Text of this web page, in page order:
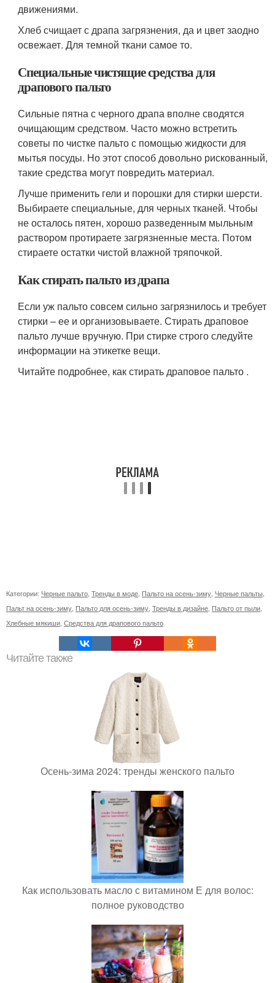
движениями.
Хлеб счищает с драпа загрязнения, да и цвет заодно
освежает. Для темной ткани самое то.
Специальные чистящие средства для
драпового пальто
Сильные пятна с черного драпа вполне сводятся
очищающим средством. Часто можно встретить
советы по чистке пальто с помощью жидкости для
мытья посуды. Но этот способ довольно рискованный,
такие средства могут повредить материал.
Лучше применить гели и порошки для стирки шерсти.
Выбираете специальные, для черных тканей. Чтобы
не осталось пятен, хорошо разведенным мыльным
раствором протираете загрязненные места. Потом
стираете остатки чистой влажной тряпочкой.
Как стирать пальто из драпа
Если уж пальто совсем сильно загрязнилось и требует
стирки – ее и организовываете. Стирать драповое
пальто лучше вручную. При стирке строго следуйте
информации на этикетке вещи.
Читайте подробнее, как стирать драповое пальто .
Категории: Черные пальто Тренды в моде Пальто на осень-зиму Черные пальты
Пальт на осень-зиму Пальто для осень-зиму Тренды в дизайне Пальто от пыли
Хлебные мякиши Средства для драпового пальто
Читайте также
Осень-зима 2024: тренды женского пальто
Как использовать масло с витамином Е для волос:
полное руководство